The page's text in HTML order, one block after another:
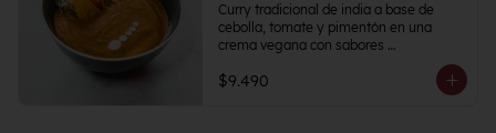
Curry tradicional de india a base de
cebolla, tomate y pimentón en una
crema vegana con sabores
semipicantes e intensos. Contiene más
de 12 especias.
$9.490